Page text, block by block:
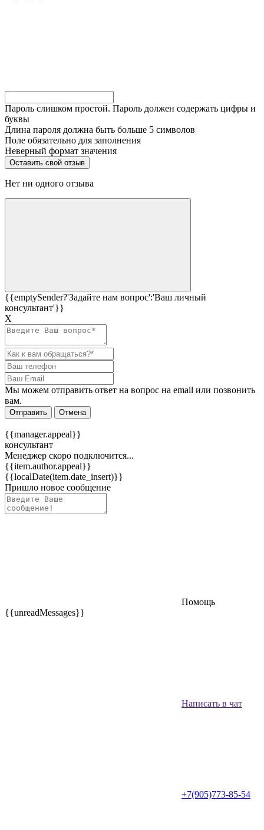
Пароль слишком простой. Пароль должен содержать цифры и
буквы
Длина пароля должна быть больше 5 символов
Поле обязательно для заполнения
Неверный формат значения
Нет ни одного отзыва
{{emptySender?'Задайте нам вопрос':'Ваш личный
консультант'}}
Х
Мы можем отправить ответ на вопрос на email или позвонить
вам.
Отправить Отмена
{{manager.appeal}}
консультант
Менеджер скоро подключится...
{{item.author.appeal}}
{{localDate(item.date_insert)}}
Пришло новое сообщение
Помощь
{{unreadMessages}}
Написать в чат
+7(905)773-85-54